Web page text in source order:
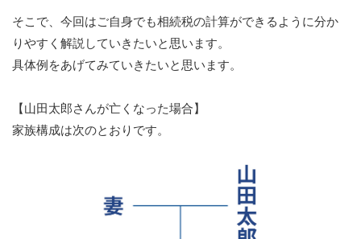
そこで、今回はご自身でも相続税の計算ができるように分か
りやすく解説していきたいと思います。
具体例をあげてみていきたいと思います。
【山田太郎さんが亡くなった場合】
家族構成は次のとおりです。